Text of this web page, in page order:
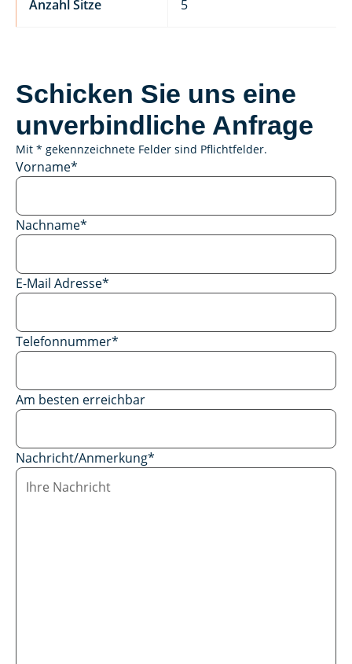
Anzahl Sitze 5
Schicken Sie uns eine
unverbindliche Anfrage
Mit * gekennzeichnete Felder sind Pflichtfelder.
Vorname*
Nachname*
E-Mail Adresse*
Telefonnummer*
Am besten erreichbar
Nachricht/Anmerkung*